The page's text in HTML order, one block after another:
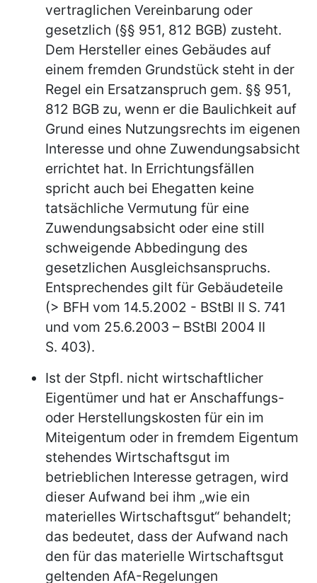
vertraglichen Vereinbarung oder
gesetzlich (§§ 951, 812 BGB) zusteht.
Dem Hersteller eines Gebäudes auf
einem fremden Grundstück steht in der
Regel ein Ersatzanspruch gem. §§ 951,
812 BGB zu, wenn er die Baulichkeit auf
Grund eines Nutzungsrechts im eigenen
Interesse und ohne Zuwendungsabsicht
errichtet hat. In Errichtungsfällen
spricht auch bei Ehegatten keine
tatsächliche Vermutung für eine
Zuwendungsabsicht oder eine still
schweigende Abbedingung des
gesetzlichen Ausgleichsanspruchs.
Entsprechendes gilt für Gebäudeteile
(> BFH vom 14.5.2002 - BStBl II S. 741
und vom 25.6.2003 – BStBl 2004 II
S. 403).
Ist der Stpfl. nicht wirtschaftlicher
Eigentümer und hat er Anschaffungs-
oder Herstellungskosten für ein im
Miteigentum oder in fremdem Eigentum
stehendes Wirtschaftsgut im
betrieblichen Interesse getragen, wird
dieser Aufwand bei ihm „wie ein
materielles Wirtschaftsgut“ behandelt;
das bedeutet, dass der Aufwand nach
den für das materielle Wirtschaftsgut
geltenden AfA-Regelungen